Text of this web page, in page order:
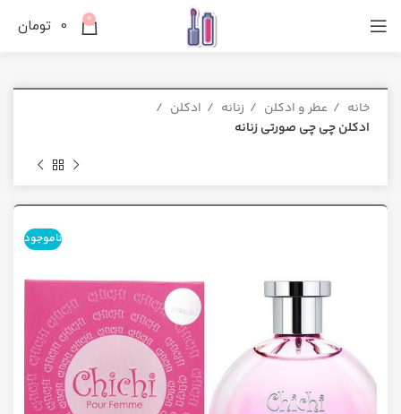
0
0 تومان
خانه عطر و ادکلن زنانه
ادکلن
ادکلن چی چی صورتی زنانه
ناموجود